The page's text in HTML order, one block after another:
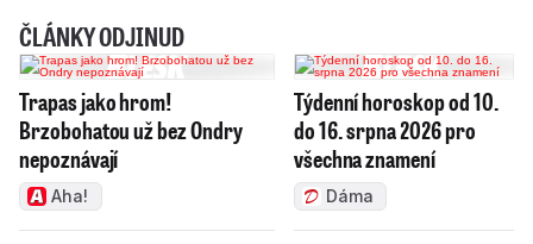
ČLÁNKY ODJINUD
Trapas jako hrom!
Brzobohatou už bez Ondry
nepoznávají
Aha!
Týdenní horoskop od 10.
do 16. srpna 2026 pro
všechna znamení
Dáma